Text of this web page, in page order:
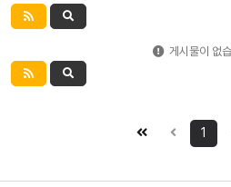
게시물이 없
1